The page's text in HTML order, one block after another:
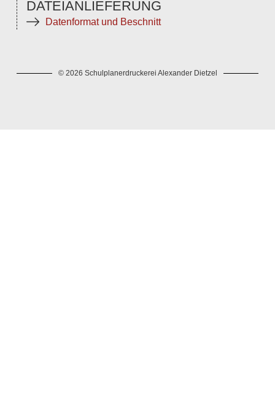
DATEIANLIEFERUNG
Datenformat und Beschnitt
© 2026 Schulplanerdruckerei Alexander Dietzel